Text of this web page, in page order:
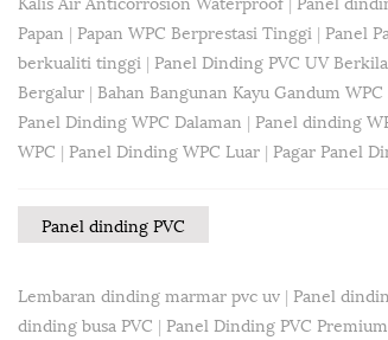
Papan | Papan WPC Berprestasi Tinggi | Panel
berkualiti tinggi | Panel Dinding PVC UV
Bergalur | Bahan Bangunan Kayu Gandum
Panel Dinding WPC Dalaman | Panel dinding
WPC | Panel Dinding WPC Luar | Pagar Panel
Panel dinding PVC
Lembaran dinding marmar pvc uv | Panel
dinding busa PVC | Panel Dinding PVC